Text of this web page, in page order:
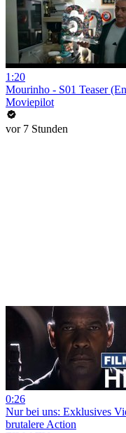
1:20
Mourinho - S01 Teaser
Moviepilot
vor 7 Stunden
0:26
Nur bei uns: Exklusives
brutalere Action